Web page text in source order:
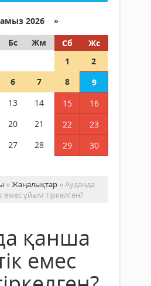
2026 »
Бс Жм Сб
Жс
1
2
6 7 8
9
13 14 15
16
20 21 22
23
27 28 29
30
»Жаңалықтар » Ауданда
емес ұйым тіркелген?
қанша
емес